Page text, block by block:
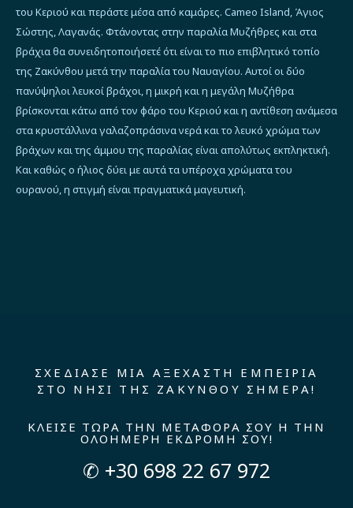
του Κεριού και περάστε μέσα από καμάρες. Cameo Island, Άγιος
Σώστης, Λαγανάς. Φτάνοντας στην παραλία Μυζήθρες και στα
βράχια θα συνειδητοποιήσετέ ότι είναι το πιο επιβλητικό τοπίο
της Ζακύνθου μετά την παραλία του Ναυαγίου. Αυτοί οι δύο
πανύψηλοι λευκοί βράχοι, η μικρή και η μεγάλη Μυζήθρα
βρίσκονται κάτω από τον φάρο του Κεριού και η αντίθεση ανάμεσα
στα κρυστάλλινα γαλαζοπράσινα νερά και το λευκό χρώμα των
βράχων και της άμμου της παραλίας είναι απολύτως εκπληκτική.
Και καθώς ο ήλιος δύει με αυτά τα υπέροχα χρώματα του
ουρανού, η στιγμή είναι πραγματικά μαγευτική.
ΣΧΕΔΙΑΣΕ ΜΙΑ ΑΞΕΧΑΣΤΗ ΕΜΠΕΙΡΙΑ
ΣΤΟ ΝΗΣΙ ΤΗΣ ΖΑΚΥΝΘΟΥ ΣΗΜΕΡΑ!
ΚΛΕΙΣΕ ΤΩΡΑ ΤΗΝ ΜΕΤΑΦΟΡΑ ΣΟΥ Η ΤΗΝ
ΟΛΟΗΜΕΡΗ ΕΚΔΡΟΜΗ ΣΟΥ!
✆ +30 698 22 67 972